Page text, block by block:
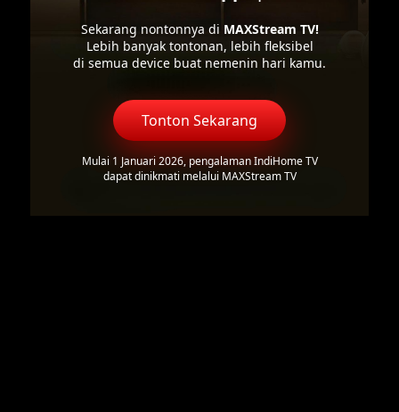
Sekarang nontonnya di MAXStream TV!
Lebih banyak tontonan, lebih fleksibel
di semua device buat nemenin hari kamu.
Tonton Sekarang
Mulai 1 Januari 2026, pengalaman IndiHome TV
dapat dinikmati melalui MAXStream TV